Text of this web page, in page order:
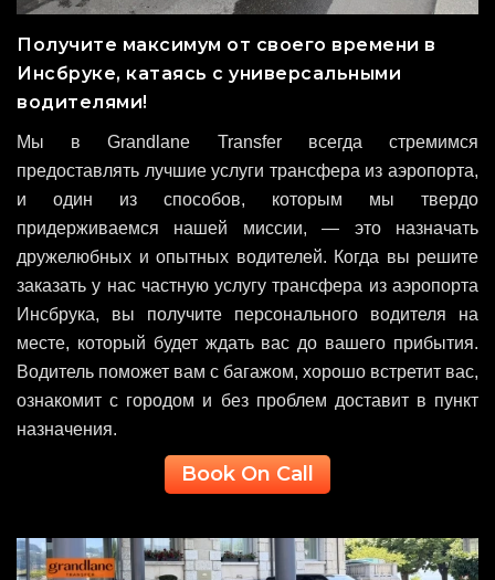
Получите максимум от своего времени в
Инсбруке, катаясь с универсальными
водителями!
Мы в Grandlane Transfer всегда стремимся
предоставлять лучшие услуги трансфера из аэропорта,
и один из способов, которым мы твердо
придерживаемся нашей миссии, — это назначать
дружелюбных и опытных водителей. Когда вы решите
заказать у нас частную услугу трансфера из аэропорта
Инсбрука, вы получите персонального водителя на
месте, который будет ждать вас до вашего прибытия.
Водитель поможет вам с багажом, хорошо встретит вас,
ознакомит с городом и без проблем доставит в пункт
назначения.
Book On Call